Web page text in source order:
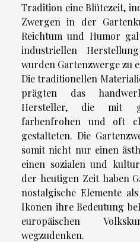
Tradition eine Blütezeit,
Zwergen in der
Reichtum und Humor
industriellen
wurden Gartenzwerge zu
Die traditionellen
prägten das
Hersteller, die mit
farbenfrohen und oft
gestalteten. Die
somit nicht nur einen
einen sozialen und
der heutigen Zeit haben
nostalgische Elemente
Ikonen ihre Bedeutung
europäischen
wegzudenken.